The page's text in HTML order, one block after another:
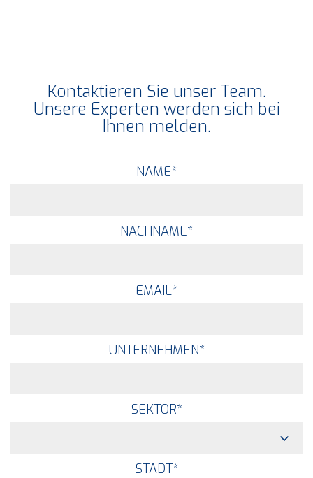
Kontaktieren Sie unser Team.
Unsere Experten werden sich bei
Ihnen melden.
NAME*
NACHNAME*
EMAIL*
UNTERNEHMEN*
SEKTOR*
STADT*